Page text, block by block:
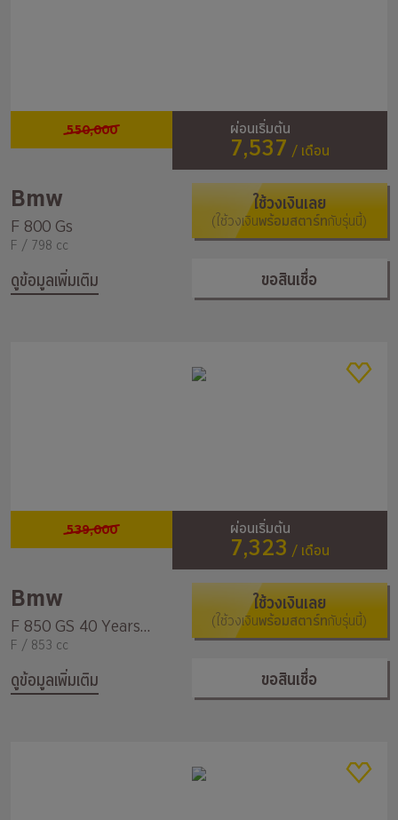
550,000 ผ่อนเริ่มต้น
7,537 / เดือน
Bmw
F 800 Gs
F / 798 cc
ดูข้อมูลเพิ่มเติม
ใช้วงเงินเลย
(ใช้วงเงินพร้อมสตาร์ทกับรุ่นนี้)
ขอสินเชื่อ
539,000 ผ่อนเริ่มต้น
7,323 / เดือน
Bmw
F 850 GS 40 Years Edition
F / 853 cc
ดูข้อมูลเพิ่มเติม
ใช้วงเงินเลย
(ใช้วงเงินพร้อมสตาร์ทกับรุ่นนี้)
ขอสินเชื่อ